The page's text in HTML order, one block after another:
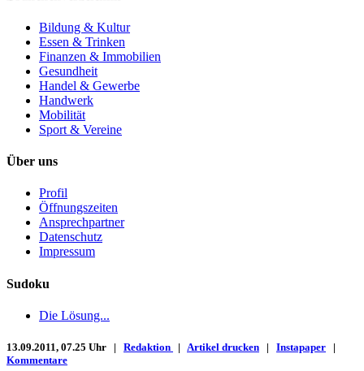
Bildung & Kultur
Essen & Trinken
Finanzen & Immobilien
Gesundheit
Handel & Gewerbe
Handwerk
Mobilität
Sport & Vereine
Über uns
Profil
Öffnungszeiten
Ansprechpartner
Datenschutz
Impressum
Sudoku
Die Lösung...
13.09.2011, 07.25 Uhr | Redaktion | Artikel drucken | Instapaper |
Kommentare